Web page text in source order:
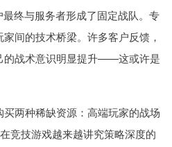
终与服务者形成了固定战队。专
间的技术桥梁。许多客户反馈，
的战术意识明显提升——这或许是
两种稀缺资源：高端玩家的战场
竞技游戏越来越讲究策略深度的